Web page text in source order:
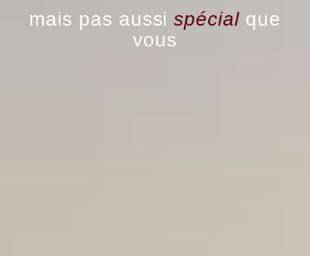
mais pas aussispécial que
vous